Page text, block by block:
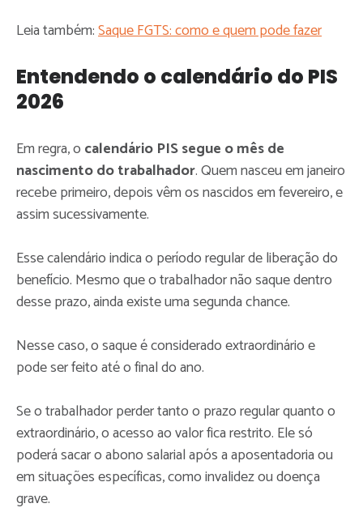
Leia também:Saque FGTS: como e quem pode fazer
Entendendo o calendário do PIS
2026
Em regra, o calendário PIS segue o mês de
nascimento do trabalhador. Quem nasceu em janeiro
recebe primeiro, depois vêm os nascidos em fevereiro, e
assim sucessivamente.
Esse calendário indica o período regular de liberação do
benefício. Mesmo que o trabalhador não saque dentro
desse prazo, ainda existe uma segunda chance.
Nesse caso, o saque é considerado extraordinário e
pode ser feito até o final do ano.
Se o trabalhador perder tanto o prazo regular quanto o
extraordinário, o acesso ao valor fica restrito. Ele só
poderá sacar o abono salarial após a aposentadoria ou
em situações específicas, como invalidez ou doença
grave.